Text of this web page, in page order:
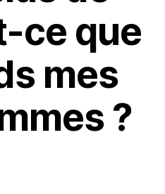
ce que
mes
?